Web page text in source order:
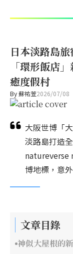
日本淡路島
「環形飯店
癒度假村
By蘇祐萱2026/07/08
大阪世博「
淡路島打造
natureverse
博地標，意
文章目錄
神似大屋根的